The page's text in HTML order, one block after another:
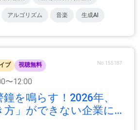
アルゴリズム 音楽 生成AI
ブ 視聴無料 No.155187
〜12:00
を鳴らす！2026年、
方」ができない企業に...